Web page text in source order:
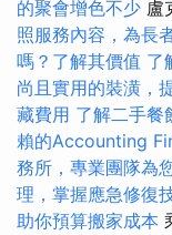
的聚會增色不少 盧
照服務內容，為長
嗎？了解其價值 了
尚且實用的裝潢，
藏費用 了解二手餐
賴的Accounting
務所，專業團隊為
理，掌握應急修復
助你預算搬家成本